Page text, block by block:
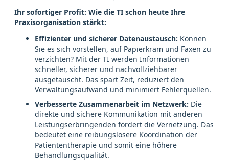
Ihr sofortiger Profit: Wie die TI schon heute Ihre
Praxisorganisation stärkt:
Effizienter und sicherer Datenaustausch: Können
Sie es sich vorstellen, auf Papierkram und Faxen zu
verzichten? Mit der TI werden Informationen
schneller, sicherer und nachvollziehbarer
ausgetauscht. Das spart Zeit, reduziert den
Verwaltungsaufwand und minimiert Fehlerquellen.
Verbesserte Zusammenarbeit im Netzwerk: Die
direkte und sichere Kommunikation mit anderen
Leistungserbringenden fördert die Vernetzung. Das
bedeutet eine reibungslosere Koordination der
Patiententherapie und somit eine höhere
Behandlungsqualität.